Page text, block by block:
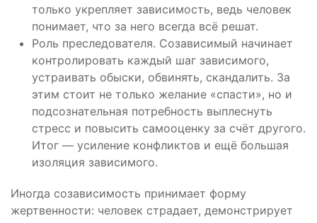
только укрепляет зависимость, ведь человек
понимает, что за него всегда всё решат.
Роль преследователя. Созависимый начинает
контролировать каждый шаг зависимого,
устраивать обыски, обвинять, скандалить. За
этим стоит не только желание «спасти», но и
подсознательная потребность выплеснуть
стресс и повысить самооценку за счёт другого.
Итог — усиление конфликтов и ещё большая
изоляция зависимого.
Иногда созависимость принимает форму
жертвенности: человек страдает, демонстрирует